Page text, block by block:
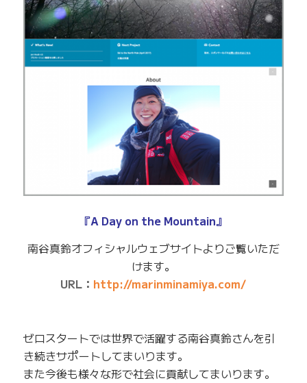
『A Day on the Mountain』
南谷真鈴オフィシャルウェブサイトよりご覧いただ
けます。
URL： http://marinminamiya.com/
ゼロスタートでは世界で活躍する南谷真鈴さんを引
き続きサポートしてまいります。
また今後も様々な形で社会に貢献してまいります。